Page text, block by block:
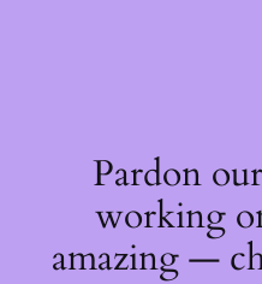
Pardon
working
amazing —